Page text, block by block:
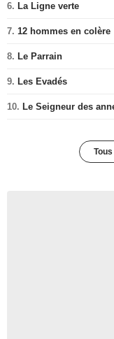
6. La Ligne verte
7. 12 hommes en colère
8. Le Parrain
9. Les Evadés
10. Le Seigneur des